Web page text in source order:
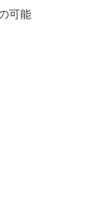
可能